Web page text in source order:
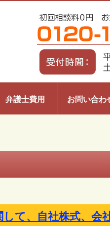
弁護士費用 お問い合わ
て、自社株式、会